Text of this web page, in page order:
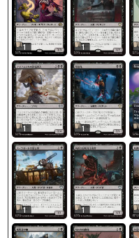
1 1
1 1
1 1